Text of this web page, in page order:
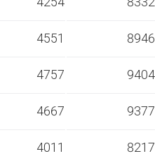
4551 8946
4757 9404
4667 9377
4011 8217